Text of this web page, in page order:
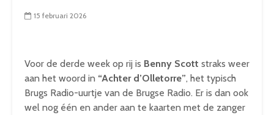
15 februari 2026
Voor de derde week op rij is Benny Scott straks weer
aan het woord in “Achter d’Olletorre”, het typisch
Brugs Radio-uurtje van de Brugse Radio. Er is dan ook
wel nog één en ander aan te kaarten met de zanger